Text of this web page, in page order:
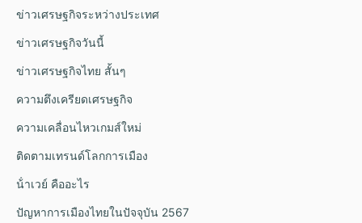
ข่าวเศรษฐกิจระหว่างประเทศ
ข่าวเศรษฐกิจวันนี้
ข่าวเศรษฐกิจไทย สั้นๆ
ความตึงเครียดเศรษฐกิจ
ความเคลื่อนไหวเกมส์ใหม่
ติดตามเทรนด์โลกการเมือง
น้ําเวย์ คืออะไร
ปัญหาการเมืองไทยในปัจจุบัน 2567